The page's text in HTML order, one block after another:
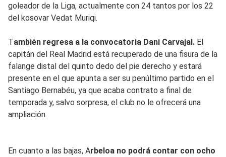
goleador de la Liga, actualmente con 24 tantos por los 22
del kosovar Vedat Muriqi.
También regresa a la convocatoria Dani Carvajal. El
capitán del Real Madrid está recuperado de una fisura de la
falange distal del quinto dedo del pie derecho y estará
presente en el que apunta a ser su penúltimo partido en el
Santiago Bernabéu, ya que acaba contrato a final de
temporada y, salvo sorpresa, el club no le ofrecerá una
ampliación.
En cuanto a las bajas, Arbeloa no podrá contar con ocho